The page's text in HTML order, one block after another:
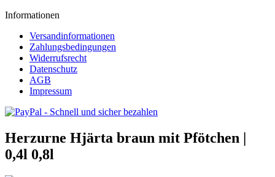
Informationen
Versandinformationen
Zahlungsbedingungen
Widerrufsrecht
Datenschutz
AGB
Impressum
Herzurne Hjärta braun mit Pfötchen |
0,4l 0,8l